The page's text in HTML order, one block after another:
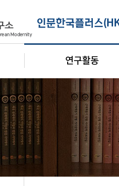
연구활동